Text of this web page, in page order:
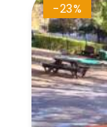
-23%